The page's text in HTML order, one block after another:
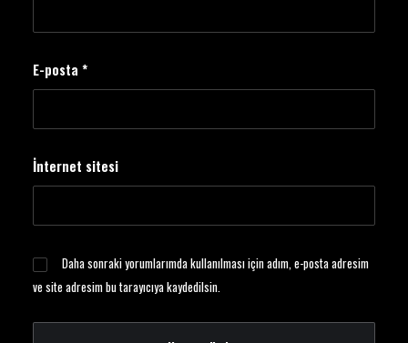
E-posta *
İnternet sitesi
Daha sonraki yorumlarımda kullanılması için adım, e-posta adresim
ve site adresim bu tarayıcıya kaydedilsin.